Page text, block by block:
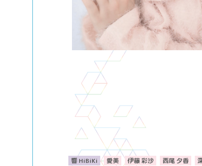
響 HiBiKi 愛美 伊藤 彩沙 西尾 夕香